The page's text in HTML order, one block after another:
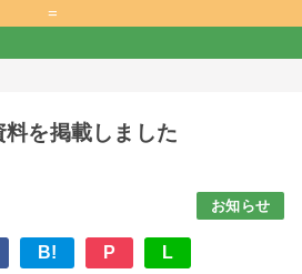
=
を掲載しました
お知らせ
B! P L